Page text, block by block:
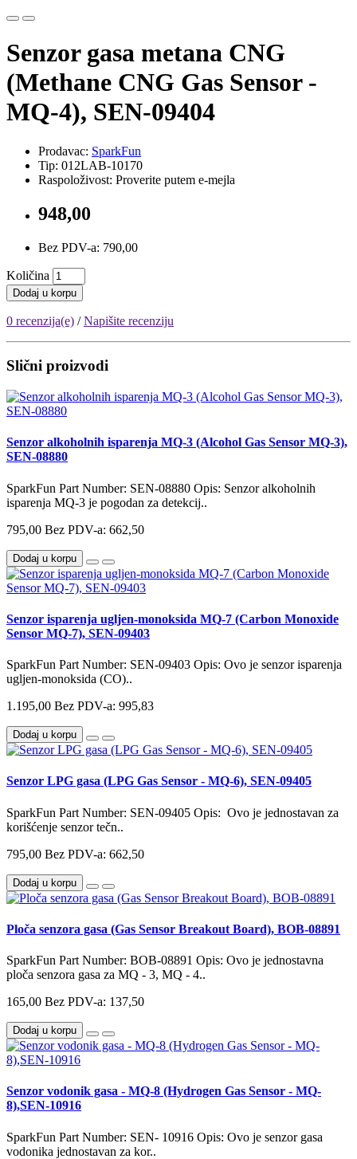
Senzor gasa metana CNG
(Methane CNG Gas Sensor -
MQ-4), SEN-09404
Prodavac: SparkFun
Tip: 012LAB-10170
Raspoloživost: Proverite putem e-mejla
948,00
Bez PDV-a: 790,00
Količina
Dodaj u korpu
0 recenzija(e) /Napišite recenziju
Slični proizvodi
Senzor alkoholnih isparenja MQ-3 (Alcohol Gas Sensor MQ-3),
SEN-08880
SparkFun Part Number: SEN-08880 Opis: Senzor alkoholnih
isparenja MQ-3 je pogodan za detekcij..
795,00 Bez PDV-a: 662,50
Dodaj u korpu
Senzor isparenja ugljen-monoksida MQ-7 (Carbon Monoxide
Sensor MQ-7), SEN-09403
SparkFun Part Number: SEN-09403 Opis: Ovo je senzor isparenja
ugljen-monoksida (CO)..
1.195,00 Bez PDV-a: 995,83
Dodaj u korpu
Senzor LPG gasa (LPG Gas Sensor - MQ-6), SEN-09405
SparkFun Part Number: SEN-09405 Opis: Ovo je jednostavan za
korišćenje senzor tečn..
795,00 Bez PDV-a: 662,50
Dodaj u korpu
Ploča senzora gasa (Gas Sensor Breakout Board), BOB-08891
SparkFun Part Number: BOB-08891 Opis: Ovo je jednostavna
ploča senzora gasa za MQ - 3, MQ - 4..
165,00 Bez PDV-a: 137,50
Dodaj u korpu
Senzor vodonik gasa - MQ-8 (Hydrogen Gas Sensor - MQ-
8),SEN-10916
SparkFun Part Number: SEN- 10916 Opis: Ovo je senzor gasa
vodonika jednostavan za kor..